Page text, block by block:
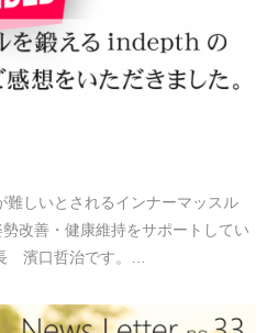
難しいとされるインナーマッスル
改善・健康維持をサポートしてい
濱口哲治です。…